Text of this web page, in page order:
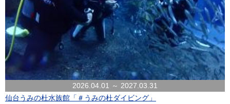
2026.04.01 ～ 2027.03.31
仙台うみの杜水族館「＃うみの杜ダイビング」